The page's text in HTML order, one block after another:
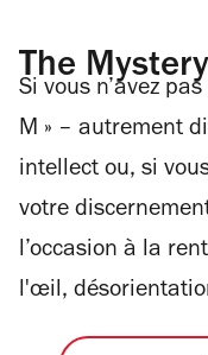
The
Si vous n’avez
M » – autrement
intellect ou, si
votre
l’occasion à la
l'œil,